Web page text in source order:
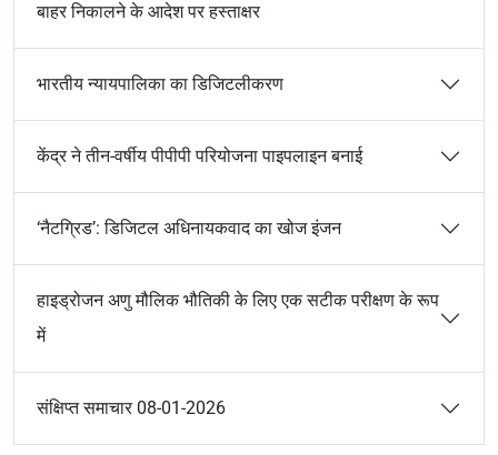
बाहर निकालने के आदेश पर हस्ताक्षर
भारतीय न्यायपालिका का डिजिटलीकरण
केंद्र ने तीन-वर्षीय पीपीपी परियोजना पाइपलाइन बनाई
‘नैटग्रिड’: डिजिटल अधिनायकवाद का खोज इंजन
हाइड्रोजन अणु मौलिक भौतिकी के लिए एक सटीक परीक्षण के रूप
में
संक्षिप्त समाचार 08-01-2026